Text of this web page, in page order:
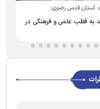
آستان قدس رضوی:
به قطب علمی و فرهنگی در